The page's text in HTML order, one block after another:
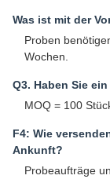
Was ist mit der
Proben
Wochen.
Q3. Haben Sie
MOQ = 100
F4: Wie
Ankunft?
Probeaufträge